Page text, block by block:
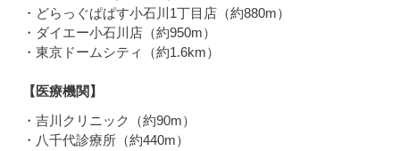
・どらっぐぱぱす小石川1丁目店（約880m）
・ダイエー小石川店（約950m）
・東京ドームシティ（約1.6km）
【医療機関】
・吉川クリニック（約90m）
・八千代診療所（約440m）